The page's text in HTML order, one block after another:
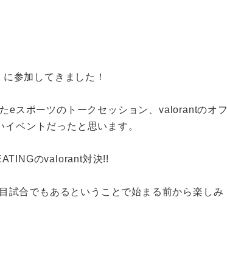
参加してきました！
eスポーツのトークセッション、valorantのオフ
ベントだったと思います。
のvalorant対決!!
合でもあるということで始まる前から楽しみ